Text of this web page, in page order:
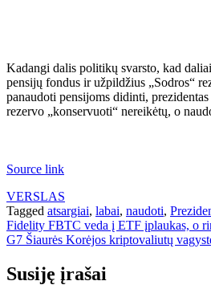
Kadangi dalis politikų svarsto, kad
pensijų fondus ir užpildžius „Sodros“
panaudoti pensijoms didinti,
rezervo „konservuoti“ nereikėtų, o
Source link
VERSLAS
Tagged atsargiai, labai, naudoti,
Navigacija
tarp
įrašų
Fidelity FBTC veda į ETF įplaukas, o
G7 Šiaurės Korėjos kriptovaliutų
Susiję įrašai